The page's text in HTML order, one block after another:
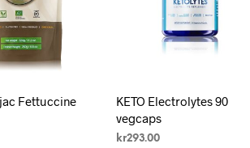
Fettuccine
KETO Electrolytes 90
vegcaps
kr293.00